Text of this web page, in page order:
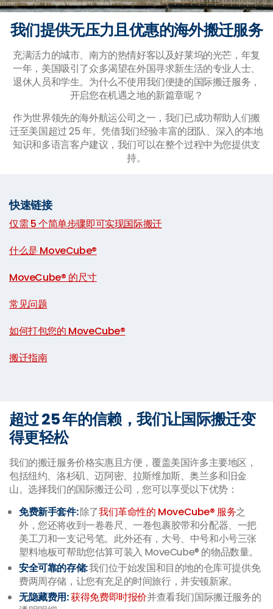
我们提供无压力且优惠的海外搬迁服务
充满活力的城市、南方的热情好客以及好莱坞的光芒，年复
一年，美国吸引了众多渴望在外国寻求新生活的专业人士、
退休人员和学生。为什么不使用我们便捷的国际搬迁服务，
开启您在机遇之地的新篇章呢？
作为世界领先的海外航运公司之一，我们已成功帮助人们搬
迁至美国超过 25 年。凭借我们经验丰富的团队、深入的本地
知识和多语言客户建议，我们可以在整个过程中为您提供支
持。
快速链接
仅需 5 个简单步骤即可实现国际搬迁
什么是 MoveCube®
MoveCube® 的尺寸
常见问题
如何打包您的 MoveCube®
搬迁指南
超过 25 年的信赖，我们让国际搬迁变
得更轻松
我们的搬迁服务价格实惠且方便，覆盖美国许多主要地区，
包括纽约、洛杉矶、迈阿密、拉斯维加斯、奥兰多和旧金
山。选择我们的国际搬迁公司，您可以享受以下优势：
免费新手套件:除了我们革命性的 MoveCube® 服务之
外，您还将收到一卷卷尺、一卷包裹胶带和分配器、一把
美工刀和一支记号笔。此外还有，大号、中号和小号三张
塑料地板可帮助您估算可装入 MoveCube® 的物品数量。
安全可靠的存储:我们位于始发国和目的地的仓库可提供免
费两周存储，让您有充足的时间旅行，并安顿新家。
无隐藏费用:获得免费即时报价并查看我们国际搬迁服务的